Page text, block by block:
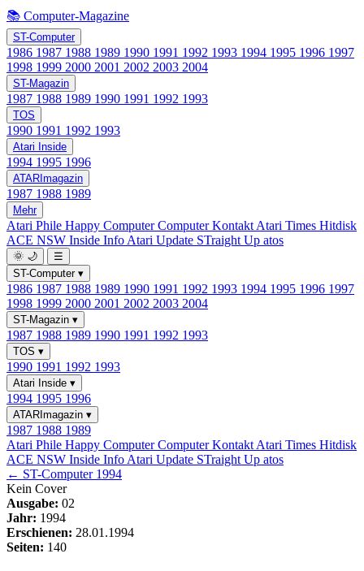
📚 Computer-Magazine
ST-Computer
1986 1987 1988 1989 1990 1991 1992 1993 1994 1995 1996 1997
1998 1999 2000 2001 2002 2003 2004
ST-Magazin
1987 1988 1989 1990 1991 1992 1993
TOS
1990 1991 1992 1993
Atari Inside
1994 1995 1996
ATARImagazin
1987 1988 1989
Mehr
Atari Phile Happy ComputerComputer Kontakt Atari Times Hitdisk
ACE NSW Inside Info Atari Update STraight Up atos
🌞 🌙
☰
ST-Computer ▾
1986 1987 1988 1989 1990 1991 1992 1993 1994 1995 1996 1997
1998 1999 2000 2001 2002 2003 2004
ST-Magazin ▾
1987 1988 1989 1990 1991 1992 1993
TOS ▾
1990 1991 1992 1993
Atari Inside ▾
1994 1995 1996
ATARImagazin ▾
1987 1988 1989
Atari Phile Happy ComputerComputer Kontakt Atari Times Hitdisk
ACE NSW Inside Info Atari Update STraight Up atos
← ST-Computer 1994
Kein Cover
Ausgabe: 02
Jahr: 1994
Erschienen: 28.01.1994
Seiten: 140